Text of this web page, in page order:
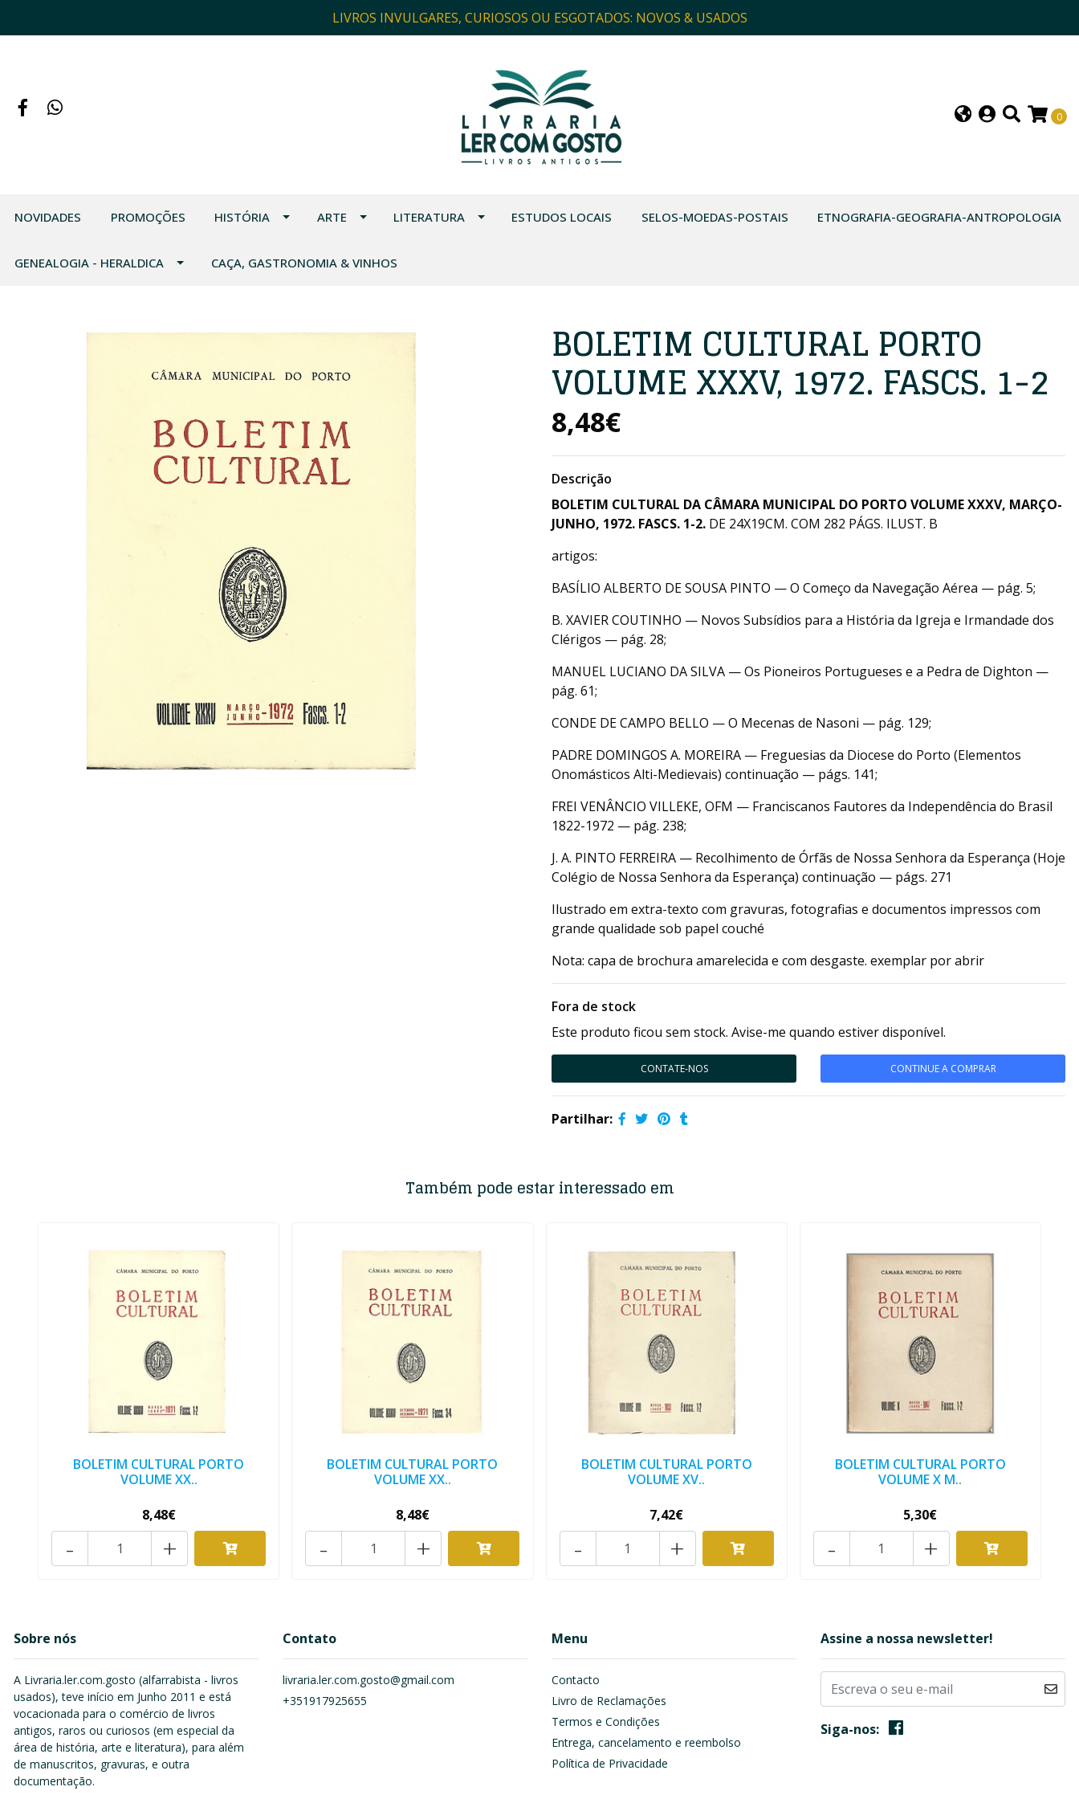
LIVROS INVULGARES, CURIOSOS OU ESGOTADOS: NOVOS & USADOS
0
NOVIDADES PROMOÇÕES HISTÓRIA ARTE LITERATURA ESTUDOS LOCAIS SELOS-MOEDAS-POSTAIS ETNOGRAFIA-GEOGRAFIA-ANTROPOLOGIA
GENEALOGIA - HERALDICA CAÇA, GASTRONOMIA & VINHOS
BOLETIM CULTURAL PORTO
VOLUME XXXV, 1972. FASCS. 1-2
8,48€
Descrição
BOLETIM CULTURAL DA CÂMARA MUNICIPAL DO PORTO VOLUME XXXV, MARÇO-
JUNHO, 1972. FASCS. 1-2. DE 24X19CM. COM 282 PÁGS. ILUST. B
artigos:
BASÍLIO ALBERTO DE SOUSA PINTO — O Começo da Navegação Aérea — pág. 5;
B. XAVIER COUTINHO — Novos Subsídios para a História da Igreja e Irmandade dos
Clérigos — pág. 28;
MANUEL LUCIANO DA SILVA — Os Pioneiros Portugueses e a Pedra de Dighton —
pág. 61;
CONDE DE CAMPO BELLO — O Mecenas de Nasoni — pág. 129;
PADRE DOMINGOS A. MOREIRA — Freguesias da Diocese do Porto (Elementos
Onomásticos Alti-Medievais) continuação — págs. 141;
FREI VENÂNCIO VILLEKE, OFM — Franciscanos Fautores da Independência do Brasil
1822-1972 — pág. 238;
J. A. PINTO FERREIRA — Recolhimento de Órfãs de Nossa Senhora da Esperança (Hoje
Colégio de Nossa Senhora da Esperança) continuação — págs. 271
Ilustrado em extra-texto com gravuras, fotografias e documentos impressos com
grande qualidade sob papel couché
Nota: capa de brochura amarelecida e com desgaste. exemplar por abrir
Fora de stock
Este produto ficou sem stock. Avise-me quando estiver disponível.
CONTATE-NOS CONTINUE A COMPRAR
Partilhar:
Também pode estar interessado em
BOLETIM CULTURAL PORTO
VOLUME XX..
8,48€
+
-
BOLETIM CULTURAL PORTO
VOLUME XX..
8,48€
+
-
BOLETIM CULTURAL PORTO
VOLUME XV..
7,42€
+
-
BOLETIM CULTURAL PORTO
VOLUME X M..
5,30€
+
-
Sobre nós
A Livraria.ler.com.gosto (alfarrabista - livros
usados), teve início em Junho 2011 e está
vocacionada para o comércio de livros
antigos, raros ou curiosos (em especial da
área de história, arte e literatura), para além
de manuscritos, gravuras, e outra
documentação.
Contato
livraria.ler.com.gosto@gmail.com
+351917925655
Menu
Contacto
Livro de Reclamações
Termos e Condições
Entrega, cancelamento e reembolso
Política de Privacidade
Assine a nossa newsletter!
Siga-nos: